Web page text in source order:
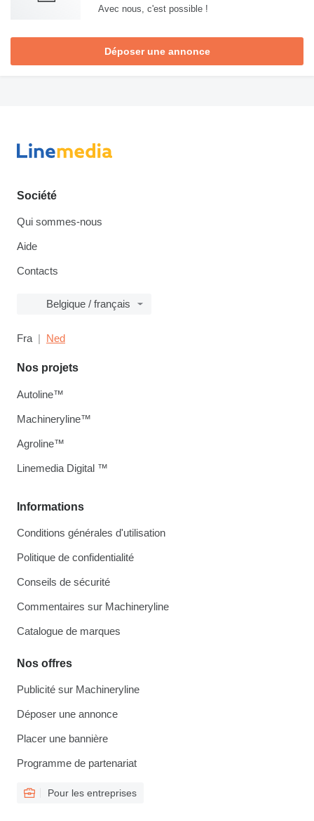
Avec nous, c'est possible !
Déposer une annonce
Société
Qui sommes-nous
Aide
Contacts
Belgique / français
Fra Ned
Informations
Conditions générales d'utilisation
Politique de confidentialité
Conseils de sécurité
Commentaires sur Machineryline
Catalogue de marques
Nos offres
Publicité sur Machineryline
Déposer une annonce
Placer une bannière
Programme de partenariat
Pour les entreprises
Nos projets
Autoline™
Machineryline™
Agroline™
Linemedia Digital ™